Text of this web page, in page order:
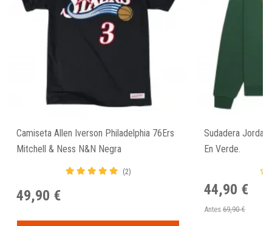
Camiseta Allen Iverson Philadelphia 76Ers
Mitchell & Ness N&N Negra
(2)
49,90 €
Sudadera
En Verde.
44,90 €
Antes 69,90 €